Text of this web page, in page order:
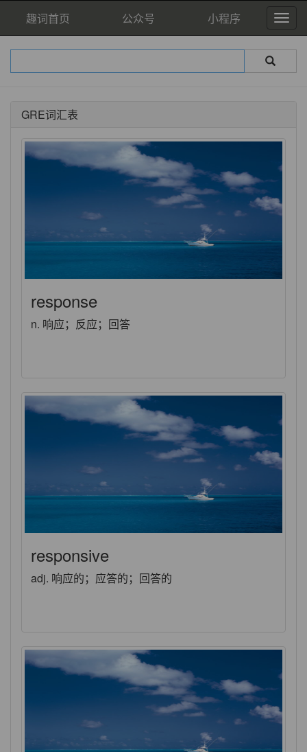
趣词首页 公众号 小程序
GRE词汇表
response
n. 响应；反应；回答
responsive
adj. 响应的；应答的；回答的